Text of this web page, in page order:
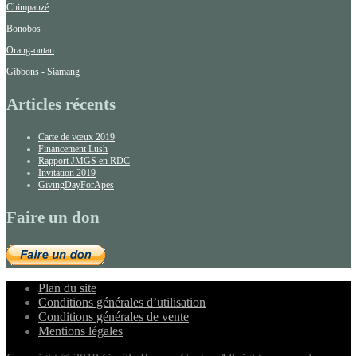
Chimpanzé
Bonobos
Orang-outan
Gibbons - Siamang
Articles récents
Carte de vœux 2019
Financement Lush
Rapport JMGS en RDC
Invitation 2019
GivingDayForApes
Faire un don
Plan du site
Conditions générales d’utilisation
Conditions générales de vente
Mentions légales